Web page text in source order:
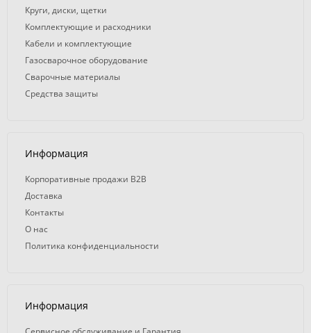
Круги, диски, щетки
Комплектующие и расходники
Кабели и комплектующие
Газосварочное оборудование
Сварочные материалы
Средства защиты
Информация
Корпоративные продажи B2B
Доставка
Контакты
О нас
Политика конфиденциальности
Информация